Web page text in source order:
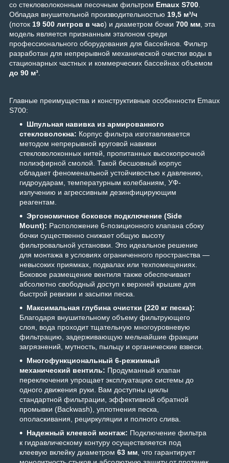
со стекловолоконным песочным фильтром Emaux S700.
Обладая внушительной производительностью 19,5 м³/ч
(поток 19 500 литров в час) и диаметром бочки 700 мм, эта
модель является признанным эталоном среди
профессионального оборудования для бассейнов. Фильтр
разработан для непрерывной механической очистки воды в
стационарных частных и коммерческих бассейнах объемом
до 90 м³.
Главные преимущества и конструктивные особенности Emaux
S700:
Шпульная навивка из армированного
стекловолокна: Корпус фильтра изготавливается
методом непрерывной круговой навивки
стекловолоконных нитей, пропитанных высокопрочной
полиэфирной смолой. Такой бесшовный корпус
обладает феноменальной устойчивостью к давлению,
гидроударам, температурным колебаниям, УФ-
излучению и агрессивным дезинфицирующим
реагентам.
Эргономичное боковое подключение (Side
Mount): Расположение 6-позиционного клапана сбоку
бочки существенно снижает общую высоту
фильтровальной установки. Это идеальное решение
для монтажа в условиях ограниченного пространства —
невысоких приямках, подвалах или техпомещениях.
Боковое размещение вентиля также обеспечивает
абсолютно свободный доступ к верхней крышке для
быстрой ревизии и засыпки песка.
Максимальная глубина очистки (220 кг песка):
Благодаря внушительному объему фильтрующего
слоя, вода проходит тщательную многоуровневую
фильтрацию, задерживающую мельчайшие фракции
загрязнений, мутность, пыльцу и органические взвеси.
Многофункциональный 6-режимный
механический вентиль: Продуманный клапан
переключения упрощает эксплуатацию системы до
одного движения руки. Вам доступны циклы
стандартной фильтрации, эффективной обратной
промывки (Backwash), уплотнения песка,
ополаскивания, рециркуляции и полного слива.
Надежный клеевой монтаж: Подключение фильтра
к гидравлическому контуру осуществляется под
клеевую вклейку диаметром 63 мм, что гарантирует